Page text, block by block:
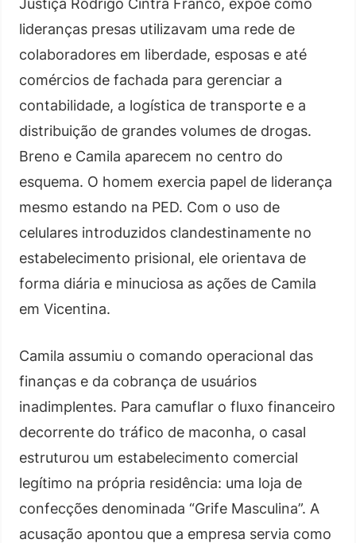
Justiça Rodrigo Cintra Franco, expõe como
lideranças presas utilizavam uma rede de
colaboradores em liberdade, esposas e até
comércios de fachada para gerenciar a
contabilidade, a logística de transporte e a
distribuição de grandes volumes de drogas.
Breno e Camila aparecem no centro do
esquema. O homem exercia papel de liderança
mesmo estando na PED. Com o uso de
celulares introduzidos clandestinamente no
estabelecimento prisional, ele orientava de
forma diária e minuciosa as ações de Camila
em Vicentina.
Camila assumiu o comando operacional das
finanças e da cobrança de usuários
inadimplentes. Para camuflar o fluxo financeiro
decorrente do tráfico de maconha, o casal
estruturou um estabelecimento comercial
legítimo na própria residência: uma loja de
confecções denominada “Grife Masculina”. A
acusação apontou que a empresa servia como